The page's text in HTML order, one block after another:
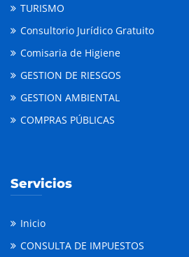
TURISMO
Consultorio Jurídico Gratuito
Comisaria de Higiene
GESTION DE RIESGOS
GESTION AMBIENTAL
COMPRAS PÚBLICAS
Servicios
Inicio
CONSULTA DE IMPUESTOS